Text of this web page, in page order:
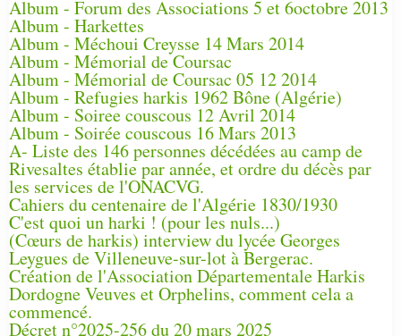
Album - Forum des Associations 5 et 6octobre 2013
Album - Harkettes
Album - Méchoui Creysse 14 Mars 2014
Album - Mémorial de Coursac
Album - Mémorial de Coursac 05 12 2014
Album - Refugies harkis 1962 Bône (Algérie)
Album - Soiree couscous 12 Avril 2014
Album - Soirée couscous 16 Mars 2013
A- Liste des 146 personnes décédées au camp de
Rivesaltes établie par année, et ordre du décès par
les services de l'ONACVG.
Cahiers du centenaire de l'Algérie 1830/1930
C'est quoi un harki ! (pour les nuls...)
(Cœurs de harkis) interview du lycée Georges
Leygues de Villeneuve-sur-lot à Bergerac.
Création de l'Association Départementale Harkis
Dordogne Veuves et Orphelins, comment cela a
commencé.
Décret n°2025-256 du 20 mars 2025